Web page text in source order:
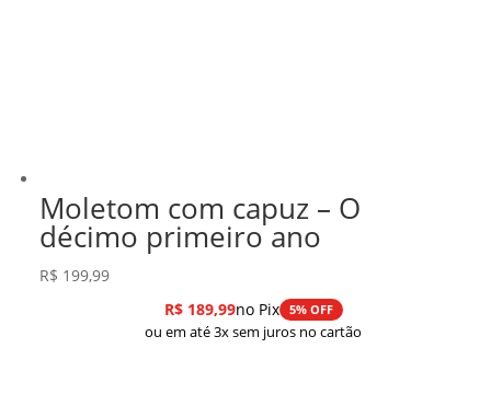
Moletom com capuz – O
décimo primeiro ano
R$ 199,99
R$189,99no Pix 5% OFF
ou em até 3x sem juros no cartão